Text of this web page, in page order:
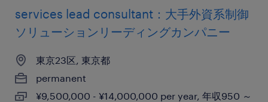
services lead consultant：大手外資系制御
ソリューションリーディングカンパニー
東京23区, 東京都
permanent
¥9,500,000 - ¥14,000,000 per year, 年収950 ～